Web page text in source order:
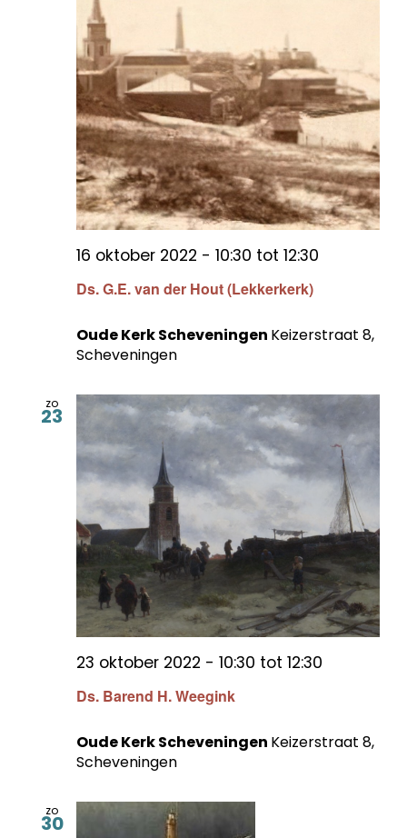
Ds. G.E. van der Hout (Lekkerkerk)
16 oktober 2022 - 10:30 tot 12:30
Oude Kerk Scheveningen Keizerstraat 8,
Scheveningen
zo
23
Ds. Barend H. Weegink
23 oktober 2022 - 10:30 tot 12:30
Oude Kerk Scheveningen Keizerstraat 8,
Scheveningen
zo
30